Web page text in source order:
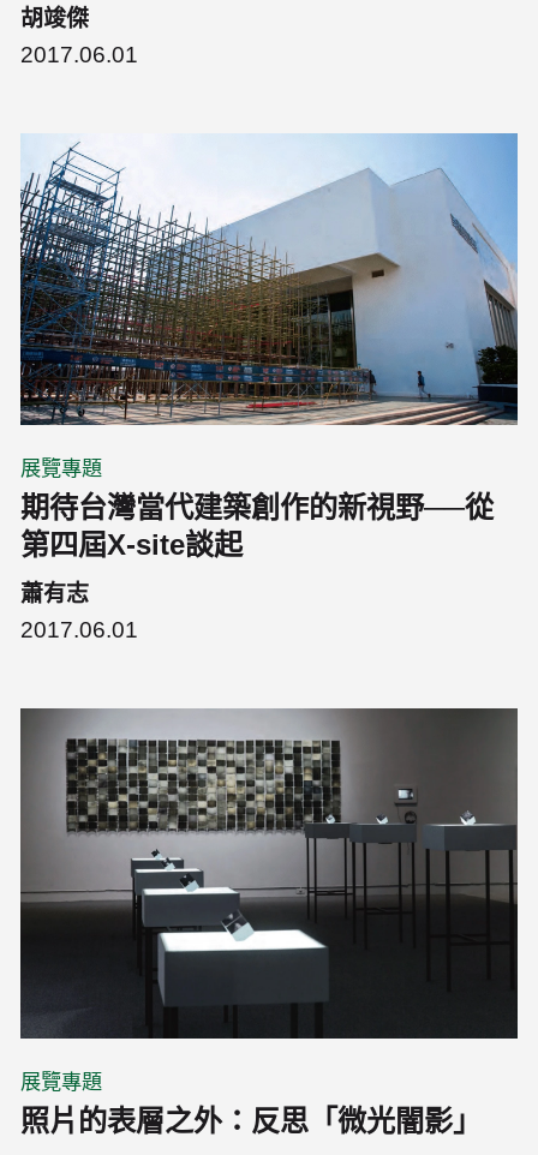
胡竣傑
2017.06.01
展覽專題
期待台灣當代建築創作的新視野──從
第四屆X-site談起
蕭有志
2017.06.01
展覽專題
照片的表層之外：反思「微光闇影」